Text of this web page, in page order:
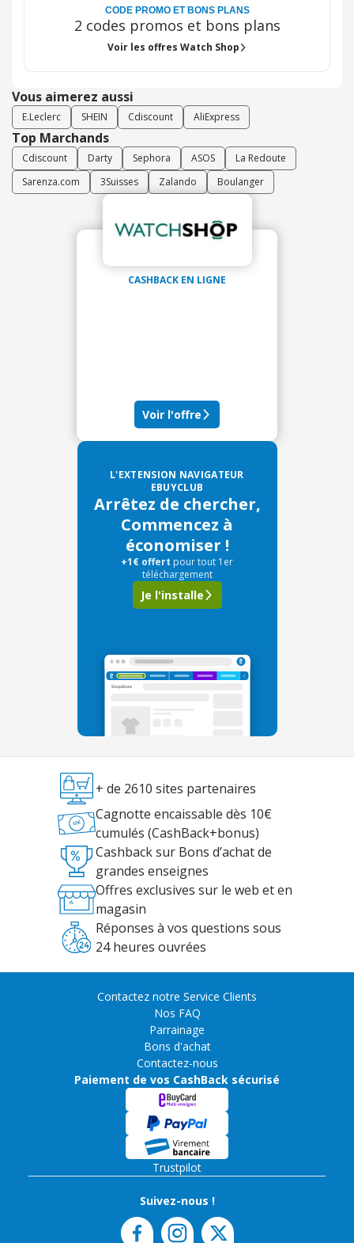
CODE PROMO ET BONS PLANS
2 codes promos et bons plans
Voir les offres Watch Shop
Vous aimerez aussi
E.Leclerc SHEIN Cdiscount AliExpress
Top Marchands
Cdiscount Darty Sephora ASOS
La Redoute
Sarenza.com
3Suisses Zalando Boulanger
CASHBACK EN LIGNE
Voir l'offre
L'EXTENSION NAVIGATEUR
EBUYCLUB
Arrêtez de chercher,
Commencez à
économiser !
+1€ offert pour tout 1er
téléchargement
Je l'installe
+ de 2610 sites partenaires
Cagnotte encaissable dès 10€
cumulés (CashBack+bonus)
Cashback sur Bons d’achat de
grandes enseignes
Offres exclusives sur le web et en
magasin
Réponses à vos questions sous
24 heures ouvrées
Contactez notre Service Clients
Nos FAQ
Parrainage
Bons d'achat
Contactez-nous
Paiement de vos CashBack sécurisé
Trustpilot
Suivez-nous !